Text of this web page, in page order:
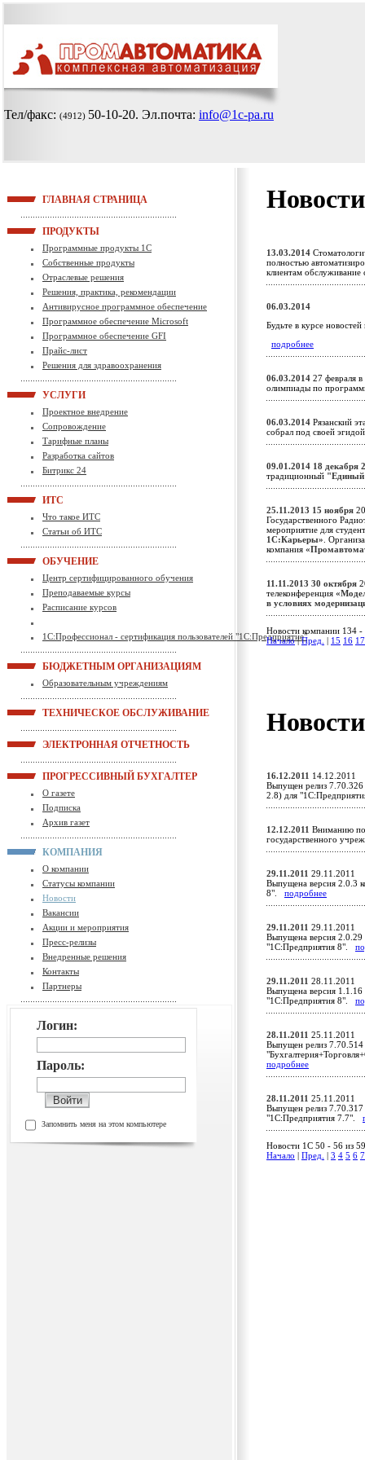
Тел/факс: (4912) 50-10-20. Эл.почта: info@1c-pa.ru
ГЛАВНАЯ СТРАНИЦА
ПРОДУКТЫ
Программные продукты 1С
Собственные продукты
Отраслевые решения
Решения, практика, рекомендации
Антивирусное программное обеспечение
Программное обеспечение Microsoft
Программное обеспечение GFI
Прайс-лист
Решения для здравоохранения
УСЛУГИ
Проектное внедрение
Сопровождение
Тарифные планы
Разработка сайтов
Битрикс 24
ИТС
Что такое ИТС
Статьи об ИТС
ОБУЧЕНИЕ
Центр сертифицированного обучения
Преподаваемые курсы
Расписание курсов
1С:Профессионал - сертификация пользователей "1С:Предприятие"
БЮДЖЕТНЫМ ОРГАНИЗАЦИЯМ
Образовательным учреждениям
ТЕХНИЧЕСКОЕ ОБСЛУЖИВАНИЕ
ЭЛЕКТРОННАЯ ОТЧЕТНОСТЬ
ПРОГРЕССИВНЫЙ БУХГАЛТЕР
О газете
Подписка
Архив газет
КОМПАНИЯ
О компании
Статусы компании
Новости
Вакансии
Акции и мероприятия
Пресс-релизы
Внедренные решения
Контакты
Партнеры
Логин:
Пароль:
Запомнить меня на этом компьютере
13.03.2014
полностью
клиентам
06.03.2014
Будьте в курсе
подробнее
06.03.2014 27 февраля
олимпиады по
06.03.2014 Рязанский
собрал под своей
09.01.2014 18 декабря
традиционный
25.11.2013 15 ноября
Государственного
мероприятие для
1С:Карьеры».
компания
11.11.2013 30 октября
телеконференция
в условиях
Новости компании 134 -
Начало|Пред. 15 16 17
16.12.2011 14.12.2011
Выпущен релиз 7.70.326
2.8) для
12.12.2011 Вниманию
государственного
29.11.2011 29.11.2011
Выпущена версия 2.0.3
8". подробнее
29.11.2011 29.11.2011
Выпущена версия 2.0.29
"1С:Предприятия 8".
29.11.2011 28.11.2011
Выпущена версия 1.1.16
"1С:Предприятия 8".
28.11.2011 25.11.2011
Выпущен релиз
подробнее
28.11.2011 25.11.2011
Выпущен релиз 7.70.317
"1С:Предприятия 7.7".
Новости 1C 50 - 56 из
Начало
Пред. 3 4 5 6 7